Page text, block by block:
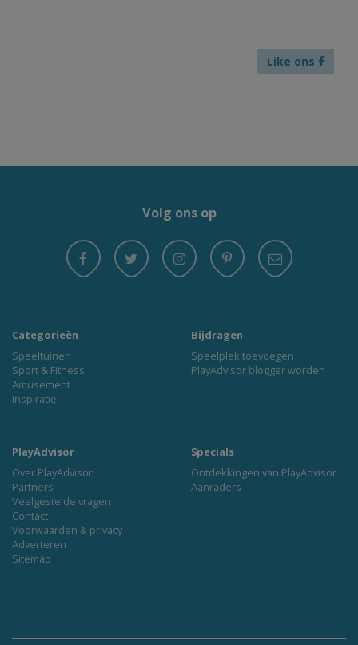
Like ons
Volg ons op
Categorieën
Speeltuinen
Sport & Fitness
Amusement
Inspiratie
Bijdragen
Speelplek toevoegen
PlayAdvisor blogger worden
PlayAdvisor
Over PlayAdvisor
Partners
Veelgestelde vragen
Contact
Voorwaarden & privacy
Adverteren
Sitemap
Specials
Ontdekkingen van PlayAdvisor
Aanraders